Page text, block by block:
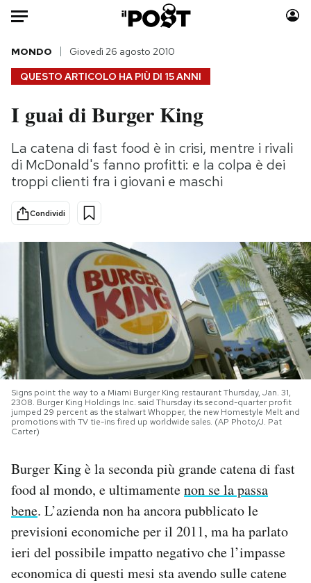
Auto
HOME
Italia
Politica
Tecnologia
Scienza
Economia
Sport
Moda
Consumismi
Storie/Idee
Altrecose
Mondiali calcio 2026
PODCAST
I MIEI PREFERITI
SHOP
CALENDARIO
AREA PERSONALE
QUESTO ARTICOLO HA PIÙ DI 15 ANNI
MONDO Giovedì 26 agosto 2010
I guai di Burger King
La catena di fast food è in crisi, mentre i rivali
di McDonald's fanno profitti: e la colpa è dei
troppi clienti fra i giovani e maschi
Condividi
Signs point the way to a Miami Burger King restaurant Thursday, Jan. 31,
2308. Burger King Holdings Inc. said Thursday its second-quarter profit
jumped 29 percent as the stalwart Whopper, the new Homestyle Melt and
promotions with TV tie-ins fired up worldwide sales. (AP Photo/J. Pat
Carter)
Burger King è la seconda più grande catena di fast
food al mondo, e ultimamentenon se la passa
bene. L’azienda non ha ancora pubblicato le
previsioni economiche per il 2011, ma ha parlato
ieri del possibile impatto negativo che l’impasse
economica di questi mesi sta avendo sulle catene